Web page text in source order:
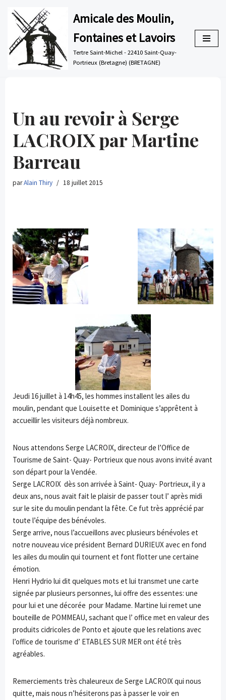
Aller
au
contenu
Amicale des Moulin,
Fontaines et Lavoirs
Tertre Saint-Michel - 22410 Saint-Quay-
Portrieux (Bretagne) (BRETAGNE)
Un au revoir à Serge
LACROIX par Martine
Barreau
parAlain Thiry 18 juillet 2015
Jeudi 16 juillet à 14h45, les hommes installent les ailes du
moulin, pendant que Louisette et Dominique s’apprêtent à
accueillir les visiteurs déjà nombreux.
Nous attendons Serge LACROIX, directeur de l’Office de
Tourisme de Saint- Quay- Portrieux que nous avons invité avant
son départ pour la Vendée.
Serge LACROIX dès son arrivée à Saint- Quay- Portrieux, il y a
deux ans, nous avait fait le plaisir de passer tout l’ après midi
sur le site du moulin pendant la fête. Ce fut très apprécié par
toute l’équipe des bénévoles.
Serge arrive, nous l’accueillons avec plusieurs bénévoles et
notre nouveau vice président Bernard DURIEUX avec en fond
les ailes du moulin qui tournent et font flotter une certaine
émotion.
Henri Hydrio lui dit quelques mots et lui transmet une carte
signée par plusieurs personnes, lui offre des essentes: une
pour lui et une décorée pour Madame. Martine lui remet une
bouteille de POMMEAU, sachant que l’ office met en valeur des
produits cidricoles de Ponto et ajoute que les relations avec
l’office de tourisme d’ ETABLES SUR MER ont été très
agréables.
Remerciements très chaleureux de Serge LACROIX qui nous
quitte, mais nous n’hésiterons pas à passer le voir en